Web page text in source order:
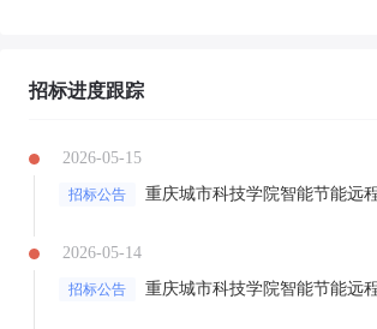
招标进度跟踪
2026-05-15
招标公告 重庆城市科技学院智能节能远
2026-05-14
招标公告 重庆城市科技学院智能节能远